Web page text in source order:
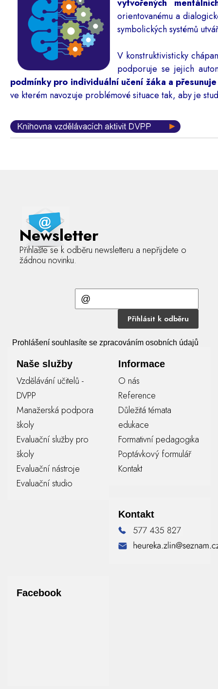
vytvořených
orientovanému a
symbolických systémů
V konstruktivisticky
podporuje se jejich
podmínky pro individuální učení žáka a
ve kterém navozuje problémové situace tak, aby je
Newsletter
Přihlašte se k odběru newsletteru a nepřijdete o
žádnou novinku.
Přihlásit k odběru
Prohlášení souhlasíte se zpracováním osobních údajů
Naše služby
Vzdělávání učitelů -
DVPP
Manažerská podpora
školy
Evaluační služby pro
školy
Evaluační nástroje
Evaluační studio
Informace
O nás
Reference
Důležitá témata
edukace
Formativní pedagogika
Poptávkový formulář
Kontakt
Kontakt
Facebook